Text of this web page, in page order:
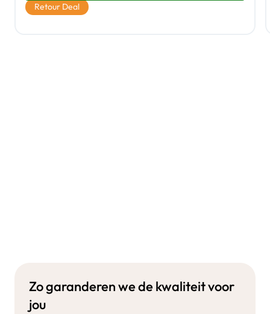
Retour Deal
Zo garanderen we de kwaliteit voor
jou